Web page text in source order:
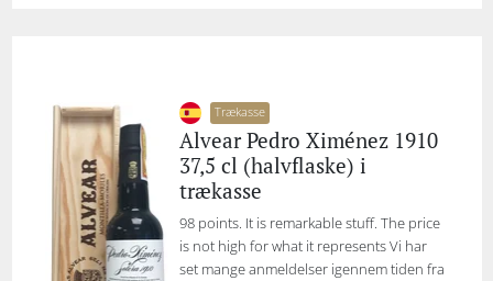
Trækasse
Alvear Pedro Ximénez 1910
37,5 cl (halvflaske) i
trækasse
98 points. It is remarkable stuff. The price
is not high for what it represents Vi har
set mange anmeldelser igennem tiden fra